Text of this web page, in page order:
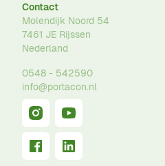
Contact
Molendijk Noord 54
7461 JE Rijssen
Nederland
0548 - 542590
info@portacon.nl